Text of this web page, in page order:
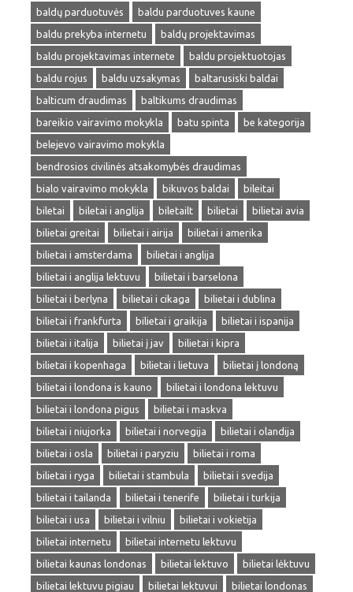
baldų parduotuvės
baldu parduotuves kaune
baldu prekyba internetu
baldų projektavimas
baldu projektavimas internete
baldu projektuotojas
baldu rojus
baldu uzsakymas
baltarusiski baldai
balticum draudimas
baltikums draudimas
bareikio vairavimo mokykla
batu spinta
be kategorija
belejevo vairavimo mokykla
bendrosios civilinės atsakomybės draudimas
bialo vairavimo mokykla
bikuvos baldai
bileitai
biletai
biletai i anglija biletailt bilietai
bilietai avia
bilietai greitai
bilietai i airija
bilietai i amerika
bilietai i amsterdama
bilietai i anglija
bilietai i anglija lektuvu
bilietai i barselona
bilietai i berlyna
bilietai i cikaga
bilietai i dublina
bilietai i frankfurta
bilietai i graikija
bilietai i ispanija
bilietai i italija
bilietai į jav
bilietai i kipra
bilietai i kopenhaga
bilietai i lietuva
bilietai į londoną
bilietai i londona is kauno
bilietai i londona lektuvu
bilietai i londona pigus
bilietai i maskva
bilietai i niujorka
bilietai i norvegija
bilietai i olandija
bilietai i osla
bilietai i paryziu
bilietai i roma
bilietai i ryga
bilietai i stambula
bilietai i svedija
bilietai i tailanda
bilietai i tenerife
bilietai i turkija
bilietai i usa
bilietai i vilniu
bilietai i vokietija
bilietai internetu
bilietai internetu lektuvu
bilietai kaunas londonas
bilietai lektuvo
bilietai lėktuvu
bilietai lektuvu pigiau
bilietai lektuvui
bilietai londonas